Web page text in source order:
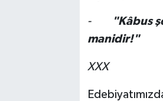
-
"Kâbus
manidir!"
XXX